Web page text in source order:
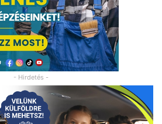
- Hirdetés -